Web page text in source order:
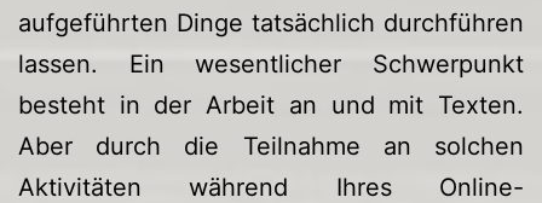
aufgeführten Dinge tatsächlich durchführen
lassen. Ein wesentlicher Schwerpunkt
besteht in der Arbeit an und mit Texten.
Aber durch die Teilnahme an solchen
Aktivitäten während Ihres Online-